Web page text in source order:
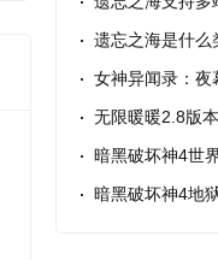
遗忘之海是什么
女神异闻录：夜
无限暖暖2.8版本
暗黑破坏神4世
暗黑破坏神4地